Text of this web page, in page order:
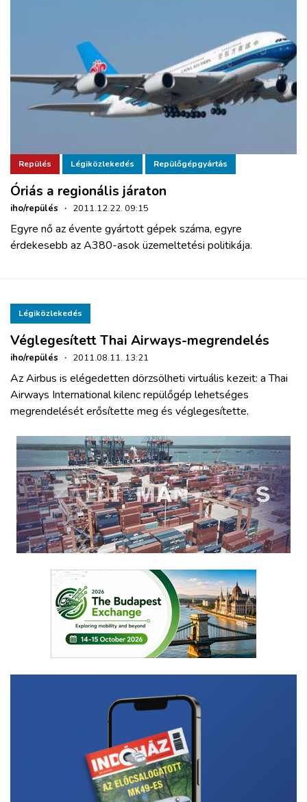
Repülés Légiközlekedés Repülőgépgyártás
Óriás a regionális járaton
iho/repülés · 2011.12.22. 09:15
Egyre nő az évente gyártott gépek száma, egyre
érdekesebb az A380-asok üzemeltetési politikája.
Légiközlekedés
Véglegesített Thai Airways-megrendelés
iho/repülés · 2011.08.11. 13:21
Az Airbus is elégedetten dörzsölheti virtuális kezeit: a Thai
Airways International kilenc repülőgép lehetséges
megrendelését erősítette meg és véglegesítette.